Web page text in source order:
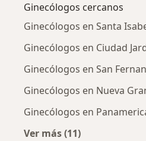
Ginecólogos cercanos
Ginecólogos en Santa
Ginecólogos en Ciudad
Ginecólogos en San
Ginecólogos en Nueva
Ginecólogos en
Ver más (11)